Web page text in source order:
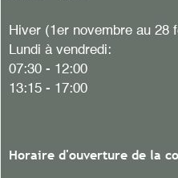
Hiver (1er novembre au 28
Lundi à vendredi:
07:30 - 12:00
13:15 - 17:00
Horaire d'ouverture de la